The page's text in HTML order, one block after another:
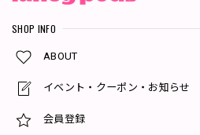
SHOP INFO
ABOUT
イベント・クーポン・お知らせ
会員登録